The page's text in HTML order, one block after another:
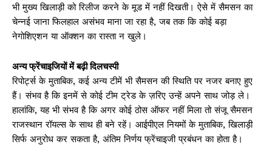
भी मुख्य खिलाड़ी को रिलीज करने के मूड में नहीं दिखती। ऐसे में सैमसन का
चेन्नई जाना फिलहाल असंभव माना जा रहा है, जब तक कि कोई बड़ा
नेगोशिएशन या ऑक्शन का रास्ता न खुले।
अन्य फ्रेंचाइजियों में बढ़ी दिलचस्पी
रिपोर्ट्स के मुताबिक, कई अन्य टीमें भी सैमसन की स्थिति पर नजर बनाए हुए
हैं। संभव है कि इनमें से कोई टीम ट्रेड के ज़रिए उन्हें अपने साथ जोड़ ले।
हालांकि, यह भी संभव है कि अगर कोई ठोस ऑफर नहीं मिला तो संजू सैमसन
राजस्थान रॉयल्स के साथ ही बने रहें। आईपीएल नियमों के मुताबिक, खिलाड़ी
सिर्फ अनुरोध कर सकता है, अंतिम निर्णय फ्रेंचाइजी प्रबंधन का होता है।